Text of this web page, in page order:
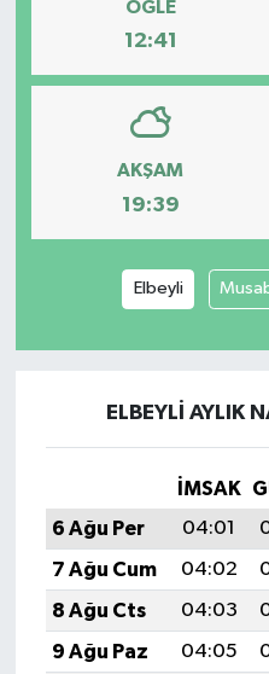
ÖĞLE
12:41
AKŞAM
19:39
Elbeyli
ELBEYLI AYLIK
İMSAK
6 Ağu Per
04:01
7 Ağu Cum
04:02
8 Ağu Cts
04:03
9 Ağu Paz
04:05